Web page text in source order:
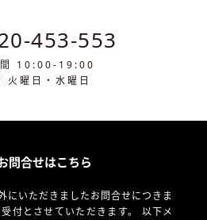
453-553
間 10:00-19:00
火曜日・水曜日
問合せはこちら
にいただきましたお問合せにつきま
付とさせていただきます。 以下メ